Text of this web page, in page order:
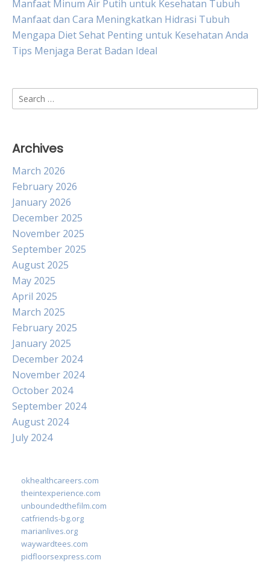
Manfaat Minum Air Putih untuk Kesehatan Tubuh
Manfaat dan Cara Meningkatkan Hidrasi Tubuh
Mengapa Diet Sehat Penting untuk Kesehatan Anda
Tips Menjaga Berat Badan Ideal
Search
for:
Archives
March 2026
February 2026
January 2026
December 2025
November 2025
September 2025
August 2025
May 2025
April 2025
March 2025
February 2025
January 2025
December 2024
November 2024
October 2024
September 2024
August 2024
July 2024
okhealthcareers.com
theintexperience.com
unboundedthefilm.com
catfriends-bg.org
marianlives.org
waywardtees.com
pidfloorsexpress.com